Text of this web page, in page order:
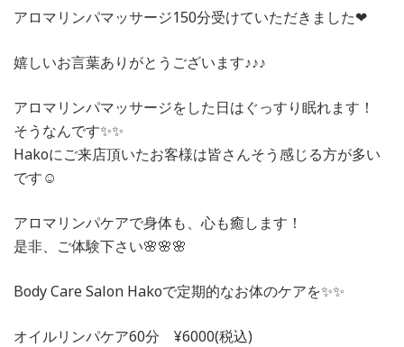
アロマリンパマッサージ150分受けていただきました❤︎
嬉しいお言葉ありがとうございます♪♪♪
アロマリンパマッサージをした日はぐっすり眠れます！
そうなんです✨✨
Hakoにご来店頂いたお客様は皆さんそう感じる方が多い
です☺️
アロマリンパケアで身体も、心も癒します！
是非、ご体験下さい🌸🌸🌸
Body Care Salon Hakoで定期的なお体のケアを✨✨
オイルリンパケア60分 ¥6000(税込)